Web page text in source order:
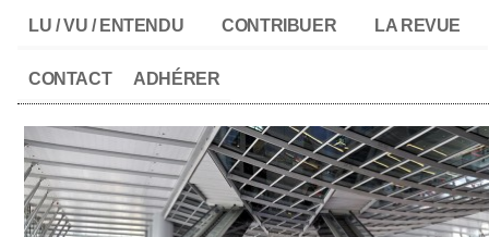
LU / VU / ENTENDU CONTRIBUER LA REVUE
CONTACT ADHÉRER